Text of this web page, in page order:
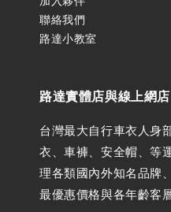
聯絡我們
路達小教室
路達實體店與線上網店
台灣最大自行車衣人身
衣、車褲、安全帽、等
理各類國內外知名品牌
最優惠價格與各年齡客